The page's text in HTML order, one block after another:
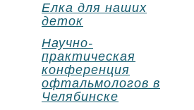
Елка для наших
деток
Научно-
практическая
конференция
офтальмологов в
Челябинске